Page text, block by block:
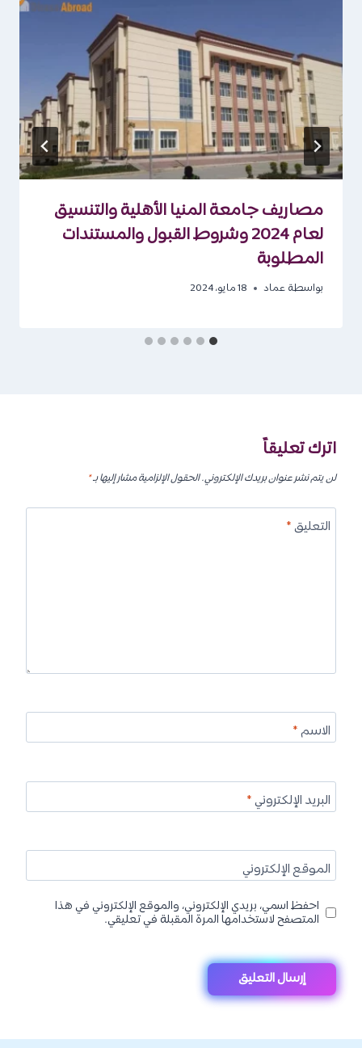
مصاريف جامعة المنيا الأهلية والتنسيق
لعام 2024 وشروط القبول والمستندات
المطلوبة
بواسطة عماد 18 مايو، 2024
اترك تعليقاً
لن يتم نشر عنوان بريدك الإلكتروني.الحقول الإلزامية مشار إليها بـ*
التعليق*
الاسم*
البريد الإلكتروني*
الموقع الإلكتروني
احفظ اسمي، بريدي الإلكتروني، والموقع الإلكتروني في هذا
المتصفح لاستخدامها المرة المقبلة في تعليقي.